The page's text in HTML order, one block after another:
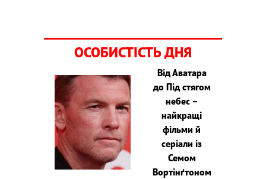
ОСОБИСТІСТЬ ДНЯ
Від Аватара
до Під стягом
небес –
найкращі
фільми й
серіали із
Семом
Вортінґтоном